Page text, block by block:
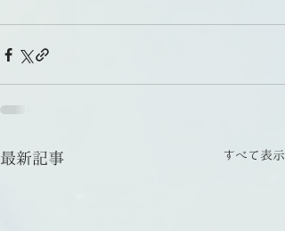
最新記事 すべて表示